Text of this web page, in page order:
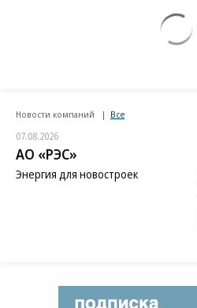
Новости компаний Все
07.08.2026
АО «РЭС»
Энергия для новостроек